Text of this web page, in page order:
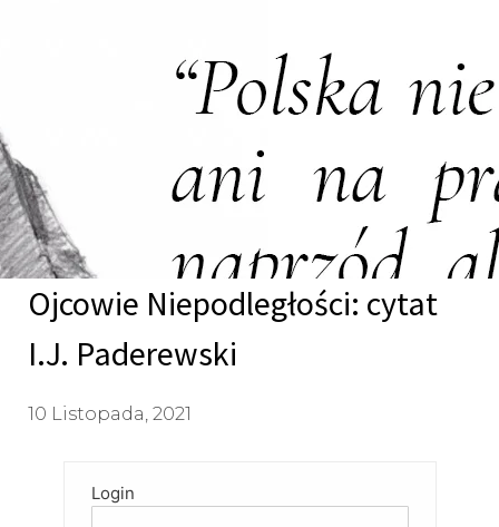
Ojcowie Niepodległości: cytat
I.J. Paderewski
10 Listopada, 2021
Login